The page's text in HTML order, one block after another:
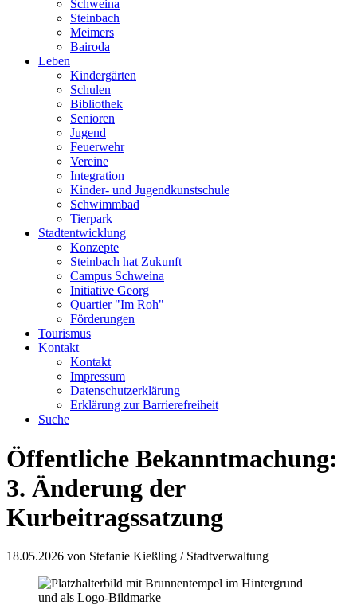
Schweina
Steinbach
Meimers
Bairoda
Leben
Kindergärten
Schulen
Bibliothek
Senioren
Jugend
Feuerwehr
Vereine
Integration
Kinder- und Jugendkunstschule
Schwimmbad
Tierpark
Stadtentwicklung
Konzepte
Steinbach hat Zukunft
Campus Schweina
Initiative Georg
Quartier "Im Roh"
Förderungen
Tourismus
Kontakt
Kontakt
Impressum
Datenschutzerklärung
Erklärung zur Barrierefreiheit
Suche
Öffentliche Bekanntmachung:
3. Änderung der
Kurbeitragssatzung
18.05.2026 von Stefanie Kießling / Stadtverwaltung